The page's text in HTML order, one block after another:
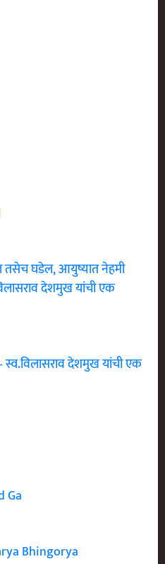
तसेच घडेल, आयुष्यात नेहमी
देशमुख यांची एक
स्व.विलासराव देशमुख यांची एक
Ga
Bhingorya